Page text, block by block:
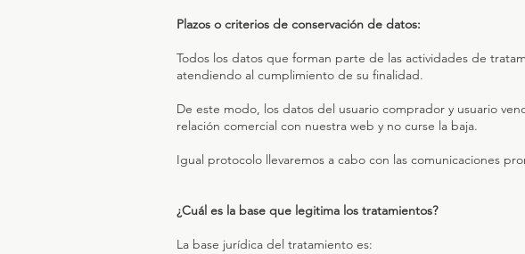
Plazos o criterios de conservación de datos:
Todos los datos que forman parte de las actividades de
atendiendo al cumplimiento de su finalidad.
De este modo, los datos del usuario comprador y usuario
relación comercial con nuestra web y no curse la baja.
Igual protocolo llevaremos a cabo con las comunicaciones
¿Cuál es la base que legitima los tratamientos?
La base jurídica del tratamiento es: